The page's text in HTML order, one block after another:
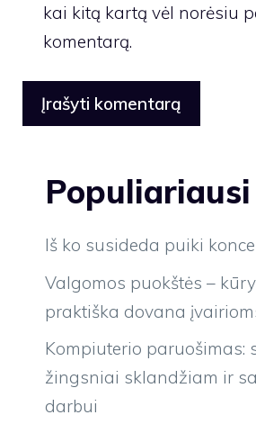
kai kitą kartą vėl norėsiu
komentarą.
Populiariausi
Iš ko susideda puiki
Valgomos puokštės –
praktiška dovana
Kompiuterio paruošimas:
žingsniai sklandžiam ir
darbui